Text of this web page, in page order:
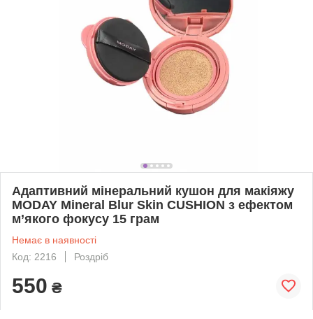
Адаптивний мінеральний кушон для макіяжу
MODAY Mineral Blur Skin CUSHION з ефектом
м’якого фокусу 15 грам
Немає в наявності
Код: 2216
Роздріб
550 ₴